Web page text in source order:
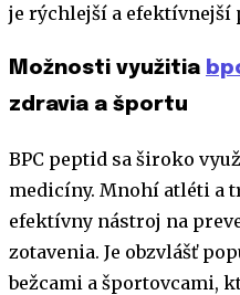
je rýchlejší a efektívnejší
Možnosti využitia
zdravia a športu
BPC peptid sa široko
medicíny. Mnohí atléti a
efektívny nástroj na
zotavenia. Je obzvlášť
bežcami a športovcami,